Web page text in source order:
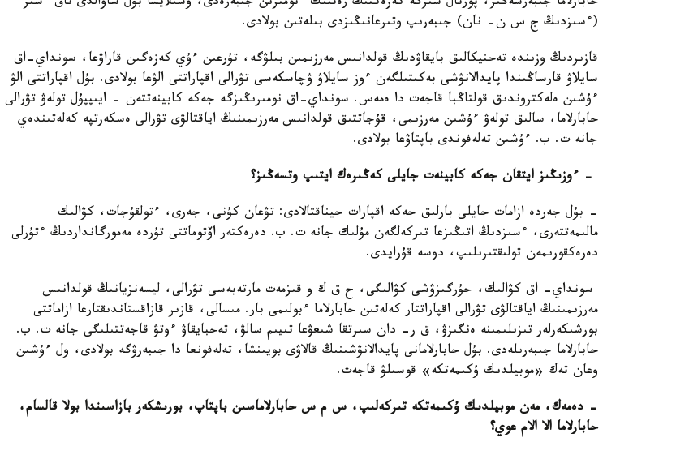
(ءسىزدىڭ ج س ن- نان) جىبەرىپ وتىرعانىڭىزدى بىلەتىن بولادى.
قازىردىڭ وزىندە تەحنيكالىق بايقاۋدىڭ قولدانىس مەرزىمىن بىلۋگە، تۇرعىن ءۇي كەزەگىن قاراۋعا، سونداي-اق
سايلاۋ قارساڭىندا پايدالانۋشى بەكىتىلگەن ءوز سايلاۋ ۋچاسكەسى تۋرالى اقپاراتتى الۋعا بولادى. بۇل اقپاراتتى الۋ
ءۇشىن ەلەكتروندىق قولتاڭبا قاجەت دا ەمەس. سونداي-اق نومىرىڭىزگە جەكە كابينەتتەن - ايىپپۇل تولەۋ تۋرالى
حابارلاما، سالىق تولەۋ ءۇشىن مەرزىمى، قۇجاتتىق قولدانىس مەرزىمىنىڭ اياقتالۋى تۋرالى ەسكەرتپە كەلەتىندەي
جانە ت. ب. ءۇشىن تەلەفوندى باپتاۋعا بولادى.
- ءوزىڭىز ايتقان جەكە كابينەت جايلى كەڭىرەك ايتىپ وتسەڭىز؟
- بۇل جەردە ازامات جايلى بارلىق جەكە اقپارات جيناقتالادى: تۋعان كۇنى، جەرى، ءتولقۇجات، كۋالىك
مالىمەتتەرى، ءسىزدىڭ اتىڭىزعا تىركەلگەن مۇلىك جانە ت. ب. دەرەكتەر اۆتوماتتى تۇردە مەمورگانداردىڭ ءتۇرلى
دەرەكقورىمەن تولىقتىرىلىپ، دوسە قۇرايدى.
سونداي- اق كۋالىك، جۇرگىزۋشى كۋالىگى، ح ق ك و قىزمەت مارتەبەسى تۋرالى، ليسەنزيانىڭ قولدانىس
مەرزىمىنىڭ اياقتالۋى تۋرالى اقپاراتتار كەلەتىن حابارلاما ءبولىمى بار. مىسالى، قازىر قازاقستاندىقتارعا ازاماتتى
بورشىكەرلەر تىزىلىمىنە ەنگىزۋ، ق ر- دان سىرتقا شىعۋعا تىيىم سالۋ، تەحبايقاۋ ءوتۋ قاجەتتىلىگى جانە ت. ب.
حابارلاما جىبەرىلەدى. بۇل حابارلامانى پايدالانۋشىنىڭ قالاۋى بويىنشا، تەلەفونعا دا جىبەرۋگە بولادى، ول ءۇشىن
وعان تەك «موبيلدىك ۇكىمەتكە» قوسىلۋ قاجەت.
- دەمەك، مەن موبيلدىك ۇكىمەتكە تىركەلىپ، س م س حابارلاماسىن باپتاپ، بورىشكەر بازاسىندا بولا قالسام،
حابارلاما الا الام عوي؟